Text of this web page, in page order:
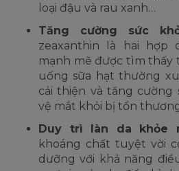
loại đậu và rau xanh…
Tăng cường sức
zeaxanthin là hai hợp
mạnh mẽ được tìm thấy
uống sữa hạt thường
cải thiện và tăng cường
vệ mắt khỏi bị tổn
Duy trì làn da khỏe
khoáng chất tuyệt vời
dưỡng với khả năng